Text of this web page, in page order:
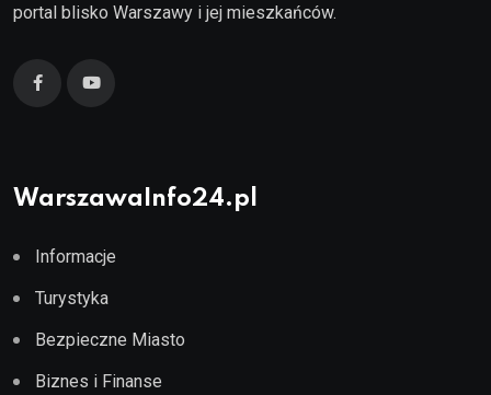
portal blisko Warszawy i jej mieszkańców.
WarszawaInfo24.pl
Informacje
Turystyka
Bezpieczne Miasto
Biznes i Finanse